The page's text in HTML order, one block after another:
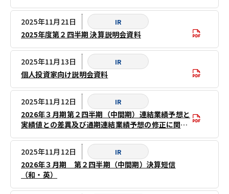
2025年11月21日 IR
2025年度第２四半期 決算説明会資料
2025年11月13日 IR
個人投資家向け説明会資料
2025年11月12日 IR
2026年３月期第２四半期（中間期）連結業績予想と
実績値との差異及び通期連結業績予想の修正に関す
2025年11月12日
IR
2026年３月期 第２四半期（中間期）決算短信
（和・英）